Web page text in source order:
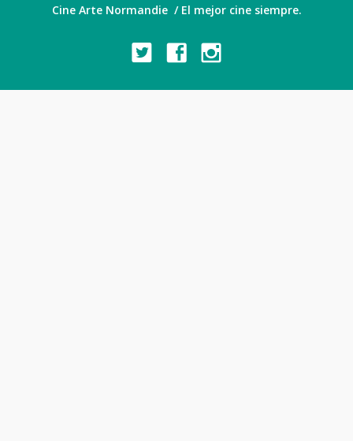
Cine Arte Normandie / El mejor cine siempre.